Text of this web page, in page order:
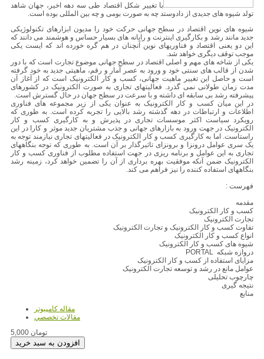
با تغییر شکل اقتصاد طی سه دهه اخیر، جهان شاهد
تولد شیوه های جدیدی از دادوستد چه به صورت بومی و چه بین المللی بوده است.
شیوه های نوین اقتصاد در سطح جهانی حرکت خود را مدیون ابزارهای تکنولوژیکی
جدید مانند رشد و بکارگیری اینترنت و رایانه های بسیار حساس و هوشمند می دانند که
این دو یعنی اقتصاد و فناوریهای نوین آنچنان در هم گره خورده اند که ایست یکی
موجب توقف دیگری خواهد شد.
یکی از شاخه های مهم و اصلی اقتصاد در سطح جهانی موضوع تجارت است که با دور
شدن از قالب های سنتی خود و ورود به عصر آمار و رقم، ماهیتی جدید به خود گرفته
است و حاصل این تغییر ماهیت جهانی، کسب و کار الکترونیک است که از آغاز آن
مدت زمان طولانی نمی گذرد. فعالیتهای تجاری به صورت الکترونیک در کشورهای
پیشرفته رشد بی سابقه ای داشته و با سرعت در سطح جهان در حال گسترش است.
در این میان کسب و کار الکترونیک به عنوان یکی از زیر مجموعه های فناوری
اطلاعات و ارتباطات در دهه گذشته رشد بالایی را تجربه کرده است. به طوری که
رویکرد سیاست اکثر موسسات تجاری در پذیرش و به کارگیری کسب و کار
الکترونیک در جهت ورود به بازارهای جهانی و جذب مشتریان جدید موثر و کارا در این
راستاست. اما به کارگیری کسب و کار الکترونیک در فعالیتهای تجاری نیازمند توجه به
یک سری عوامل درونزا و برونزای تاثیرگذار بر آن است. به طوری که توجه بنگاههای
تجاری به این عوامل و برنامه ریزی در جهت استفاده مطلوب از فناوری کسب و کار
الکترونیک ضمن آنکه موفقیت بهره برداری از آن را تضمین خواهد کرد، زمینه رشد
بنگاههای استفاده کننده را نیز فراهم می کند.
فهرست :
مقدمه
کسب و کار الکترونیک
تجارت الکترونیک
تفاوت کسب و کار الکترونیک و تجارت الکترونیک
انواع کسب و کار الکترونیک
شیوه های کسب و کار الکترونیک
دروازه شبکه PORTAL
مزایای استفاده از کسب و کار الکترونیک
عوامل مانع در رشد و توسعه تجارت الکترونیک
چارچوب تحلیلی
نتیجه گیری
منابع
مقاله کامپیوتر
مقالات تخصصي
5,000 تومان